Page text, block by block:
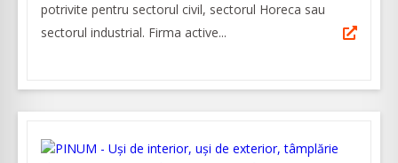
potrivite pentru sectorul civil, sectorul Horeca sau
sectorul industrial. Firma active...